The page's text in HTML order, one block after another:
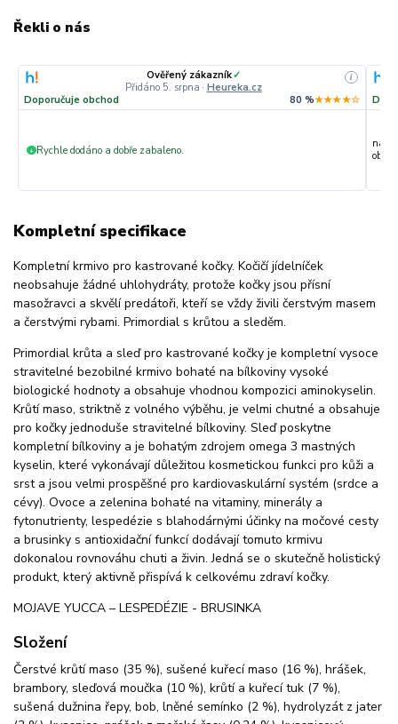
Řekli o nás
Ověřený zákazník✓
Přidáno 5. srpna · Heureka.cz
i
Doporučuje obchod 80 %★★★★☆
+ Rychle dodáno a dobře zabaleno.
Kompletní specifikace
Kompletní krmivo pro kastrované kočky. Kočičí jídelníček
neobsahuje žádné uhlohydráty, protože kočky jsou přísní
masožravci a skvělí predátoři, kteří se vždy živili čerstvým masem
a čerstvými rybami. Primordial s krůtou a sleděm.
Primordial krůta a sleď pro kastrované kočky je kompletní vysoce
stravitelné bezobilné krmivo bohaté na bílkoviny vysoké
biologické hodnoty a obsahuje vhodnou kompozici aminokyselin.
Krůtí maso, striktně z volného výběhu, je velmi chutné a obsahuje
pro kočky jednoduše stravitelné bílkoviny. Sleď poskytne
kompletní bílkoviny a je bohatým zdrojem omega 3 mastných
kyselin, které vykonávají důležitou kosmetickou funkci pro kůži a
srst a jsou velmi prospěšné pro kardiovaskulární systém (srdce a
cévy). Ovoce a zelenina bohaté na vitaminy, minerály a
fytonutrienty, lespedézie s blahodárnými účinky na močové cesty
a brusinky s antioxidační funkcí dodávají tomuto krmivu
dokonalou rovnováhu chuti a živin. Jedná se o skutečně holistický
produkt, který aktivně přispívá k celkovému zdraví kočky.
MOJAVE YUCCA – LESPEDÉZIE - BRUSINKA
Složení
Čerstvé krůtí maso (35 %), sušené kuřecí maso (16 %), hrášek,
brambory, sleďová moučka (10 %), krůtí a kuřecí tuk (7 %),
sušená dužnina řepy, bob, lněné semínko (2 %), hydrolyzát z jater